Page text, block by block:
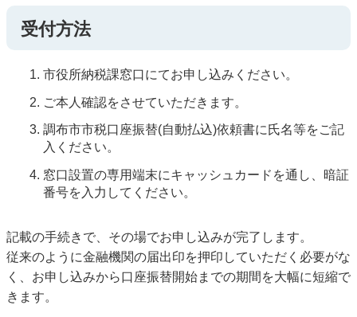
受付方法
市役所納税課窓口にてお申し込みください。
ご本人確認をさせていただきます。
調布市市税口座振替(自動払込)依頼書に氏名等をご記
入ください。
窓口設置の専用端末にキャッシュカードを通し、暗証
番号を入力してください。
記載の手続きで、その場でお申し込みが完了します。
従来のように金融機関の届出印を押印していただく必要がな
く、お申し込みから口座振替開始までの期間を大幅に短縮で
きます。